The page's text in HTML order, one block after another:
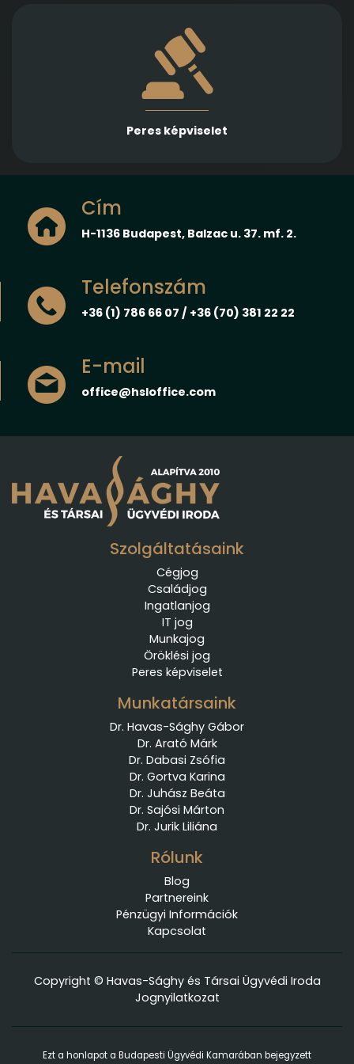
Peres képviselet
Több különböző jogterületen nyújtunk rutinos
képviseletet első és másodfokon, városi/kerületi és
megyei, valamint ítélőtáblák előtt
Cím
H-1136 Budapest, Balzac u. 37. mf. 2.
Telefonszám
+36 (1) 786 66 07 / +36 (70) 381 22 22
E-mail
office@hsloffice.com
Szolgáltatásaink
Cégjog
Családjog
Ingatlanjog
IT jog
Munkajog
Öröklési jog
Peres képviselet
Munkatársaink
Dr. Havas-Sághy Gábor
Dr. Arató Márk
Dr. Dabasi Zsófia
Dr. Gortva Karina
Dr. Juhász Beáta
Dr. Sajósi Márton
Dr. Jurik Liliána
Rólunk
Blog
Partnereink
Pénzügyi Információk
Kapcsolat
Copyright © Havas-Sághy és Társai Ügyvédi Iroda
Jognyilatkozat
Ezt a honlapot a Budapesti Ügyvédi Kamarában bejegyzett